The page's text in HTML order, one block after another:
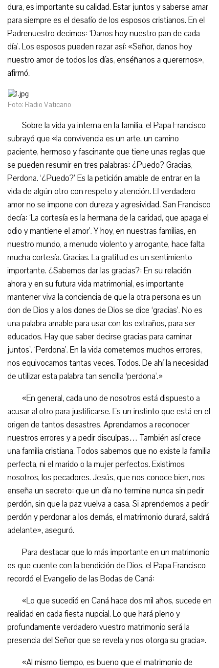
dura, es importante su calidad. Estar juntos y saberse amar
para siempre es el desafío de los esposos cristianos. En el
Padrenuestro decimos: ‘Danos hoy nuestro pan de cada
día’. Los esposos pueden rezar así: «Señor, danos hoy
nuestro amor de todos los días, enséñanos a querernos»,
afirmó.
Foto: Radio Vaticano
Sobre la vida ya interna en la familia, el Papa Francisco
subrayó que «la convivencia es un arte, un camino
paciente, hermoso y fascinante que tiene unas reglas que
se pueden resumir en tres palabras: ¿Puedo? Gracias,
Perdona. ‘¿Puedo?’ Es la petición amable de entrar en la
vida de algún otro con respeto y atención. El verdadero
amor no se impone con dureza y agresividad. San Francisco
decía: ‘La cortesía es la hermana de la caridad, que apaga el
odio y mantiene el amor’. Y hoy, en nuestras familias, en
nuestro mundo, a menudo violento y arrogante, hace falta
mucha cortesía. Gracias. La gratitud es un sentimiento
importante. ¿Sabemos dar las gracias?: En su relación
ahora y en su futura vida matrimonial, es importante
mantener viva la conciencia de que la otra persona es un
don de Dios y a los dones de Dios se dice ‘gracias’. No es
una palabra amable para usar con los extraños, para ser
educados. Hay que saber decirse gracias para caminar
juntos’. ‘Perdona’. En la vida cometemos muchos errores,
nos equivocamos tantas veces. Todos. De ahí la necesidad
de utilizar esta palabra tan sencilla ‘perdona’.»
«En general, cada uno de nosotros está dispuesto a
acusar al otro para justificarse. Es un instinto que está en el
origen de tantos desastres. Aprendamos a reconocer
nuestros errores y a pedir disculpas… También así crece
una familia cristiana. Todos sabemos que no existe la familia
perfecta, ni el marido o la mujer perfectos. Existimos
nosotros, los pecadores. Jesús, que nos conoce bien, nos
enseña un secreto: que un día no termine nunca sin pedir
perdón, sin que la paz vuelva a casa. Si aprendemos a pedir
perdón y perdonar a los demás, el matrimonio durará, saldrá
adelante», aseguró.
Para destacar que lo más importante en un matrimonio
es que cuente con la bendición de Dios, el Papa Francisco
recordó el Evangelio de las Bodas de Caná:
«Lo que sucedió en Caná hace dos mil años, sucede en
realidad en cada fiesta nupcial. Lo que hará pleno y
profundamente verdadero vuestro matrimonio será la
presencia del Señor que se revela y nos otorga su gracia».
«Al mismo tiempo, es bueno que el matrimonio de